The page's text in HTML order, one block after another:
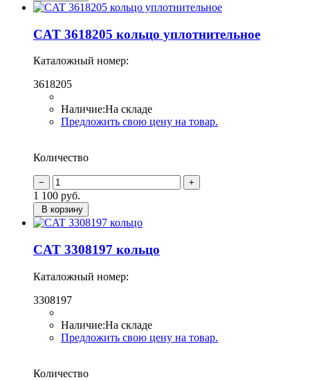
CAT 3618205 кольцо уплотнительное
Каталожный номер:
3618205
Наличие:На складе
Предложить свою цену на товар.
Количество
1 100 руб.
В корзину
CAT 3308197 кольцо
Каталожный номер:
3308197
Наличие:На складе
Предложить свою цену на товар.
Количество